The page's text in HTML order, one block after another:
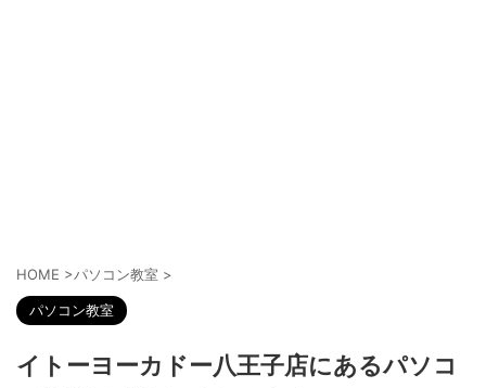
HOME >パソコン教室 >
パソコン教室
イトーヨーカドー八王子店にあるパソコ